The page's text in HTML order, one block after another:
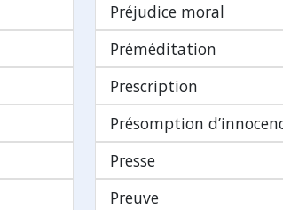
Préjudice moral
Préméditation
Prescription
Présomption
Presse
Preuve